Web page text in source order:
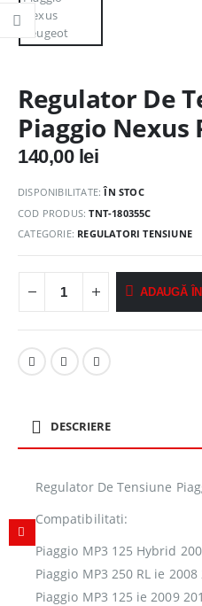
Regulator De
Piaggio Nexus
140,00 lei
DISPONIBILITATE:ÎN STOC
COD PRODUS:TNT-180355C
CATEGORIE: REGULATORI TENSIUNE
ADAUGĂ
DESCRIERE
Regulator De Tensiune
Compatibilitati:
Piaggio MP3 125 Hybrid
Piaggio MP3 250 RL ie 2008
Piaggio MP3 125 ie 2009